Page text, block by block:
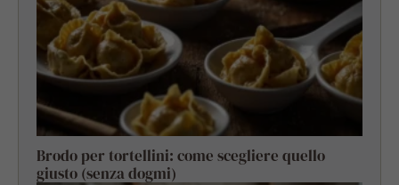
Brodo per tortellini: come scegliere quello
giusto (senza dogmi)